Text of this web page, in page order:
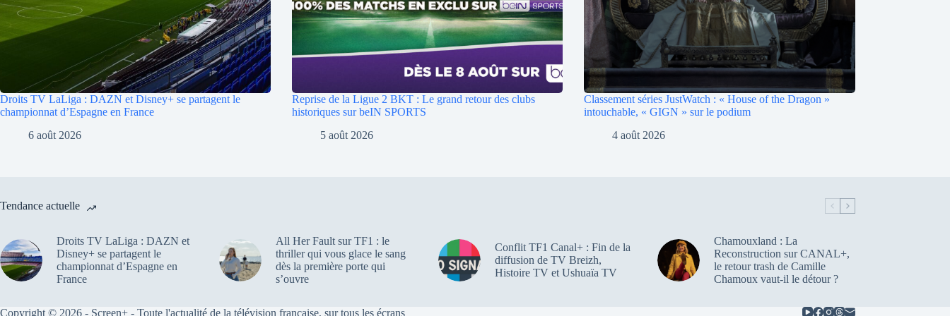
Droits TV LaLiga : DAZN et Disney+ se partagent le
championnat d’Espagne en France
6 août 2026
Reprise de la Ligue 2 BKT : Le grand retour des clubs
historiques sur beIN SPORTS
5 août 2026
Classement séries JustWatch : « House of the Dragon »
intouchable, « GIGN » sur le podium
4 août 2026
Tendance actuelle
Droits TV LaLiga : DAZN et
Disney+ se partagent le
championnat d’Espagne en
France
All Her Fault sur TF1 : le
thriller qui vous glace le sang
dès la première porte qui
s’ouvre
Conflit TF1 Canal+ : Fin de la
diffusion de TV Breizh,
Histoire TV et Ushuaïa TV
Chamouxland : La
Reconstruction sur CANAL+,
le retour trash de Camille
Chamoux vaut-il le détour ?
Copyright © 2026 - Screen+ - Toute l'actualité de la télévision française, sur tous les écrans